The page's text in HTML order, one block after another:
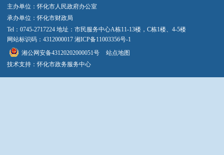
主办单位：怀化市人民政府办公室
承办单位：怀化市财政局
Tel：0745-2717224 地址：市民服务中心A栋11-13楼，C栋1楼、4-5楼
网站标识码：4312000017 湘ICP备11003356号-1
湘公网安备43120202000051号
站点地图
技术支持：怀化市政务服务中心